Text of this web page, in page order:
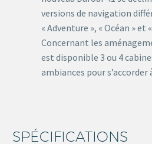
versions de navigation
« Adventure », « Océan » et
Concernant les
est disponible 3 ou 4
ambiances pour
SPÉCIFICATIONS